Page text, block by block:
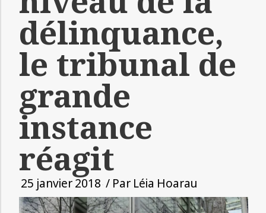
délinquance,
le tribunal de
grande
instance
réagit
25 janvier 2018 / Par Léia Hoarau